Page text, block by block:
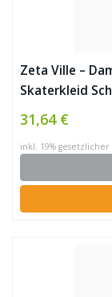
Zeta Ville –
Skaterkleid
31,64 €
inkl. 19% gesetzlicher